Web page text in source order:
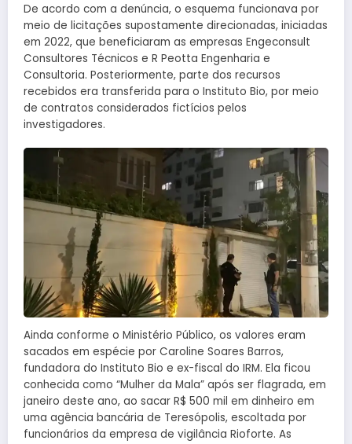
De acordo com a denúncia, o esquema funcionava por
meio de licitações supostamente direcionadas, iniciadas
em 2022, que beneficiaram as empresas Engeconsult
Consultores Técnicos e R Peotta Engenharia e
Consultoria. Posteriormente, parte dos recursos
recebidos era transferida para o Instituto Bio, por meio
de contratos considerados fictícios pelos
investigadores.
Ainda conforme o Ministério Público, os valores eram
sacados em espécie por Caroline Soares Barros,
fundadora do Instituto Bio e ex-fiscal do IRM. Ela ficou
conhecida como “Mulher da Mala” após ser flagrada, em
janeiro deste ano, ao sacar R$ 500 mil em dinheiro em
uma agência bancária de Teresópolis, escoltada por
funcionários da empresa de vigilância Rioforte. As